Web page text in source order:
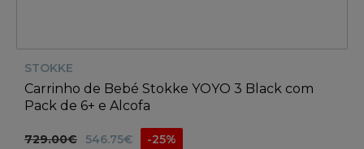
STOKKE
Carrinho de Bebé Stokke YOYO 3 Black com
Pack de 6+ e Alcofa
729.00€ 546.75€ -25%